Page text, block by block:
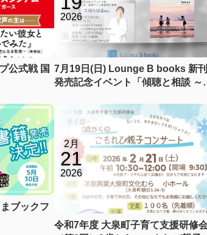
公式戦 国
2026
7月19日(日) Lounge B books 新刊
発売記念イベント「傾聴と相談 ～
ブックフ
2月
21
2026
令和7年度 大泉町子育て支援研修